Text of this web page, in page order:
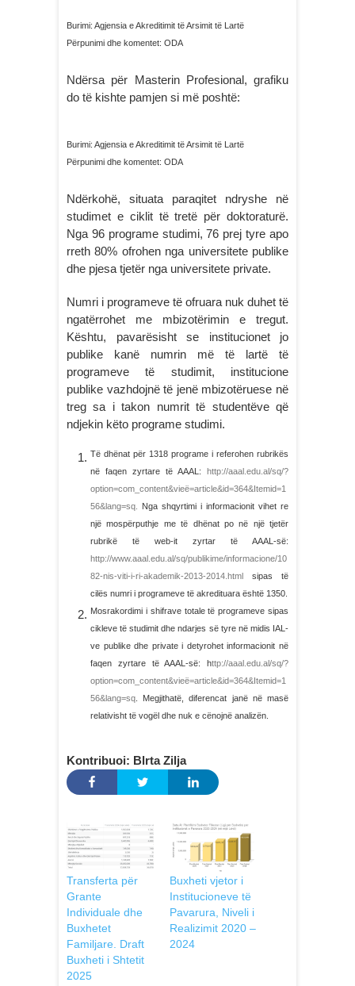
Burimi: Agjensia e Akreditimit të Arsimit të Lartë
Përpunimi dhe komentet: ODA
Ndërsa për Masterin Profesional, grafiku
do të kishte pamjen si më poshtë:
Burimi: Agjensia e Akreditimit të Arsimit të Lartë
Përpunimi dhe komentet: ODA
Ndërkohë, situata paraqitet ndryshe në
studimet e ciklit të tretë për doktoraturë.
Nga 96 programe studimi, 76 prej tyre apo
rreth 80% ofrohen nga universitete publike
dhe pjesa tjetër nga universitete private.
Numri i programeve të ofruara nuk duhet të
ngatërrohet me mbizotërimin e tregut.
Kështu, pavarësisht se institucionet jo
publike kanë numrin më të lartë të
programeve të studimit, institucione
publike vazhdojnë të jenë mbizotëruese në
treg sa i takon numrit të studentëve që
ndjekin këto programe studimi.
Të dhënat për 1318 programe i referohen rubrikës
në faqen zyrtare të AAAL: http://aaal.edu.al/sq/?
option=com_content&vieë=article&id=364&Itemid=1
56&lang=sq. Nga shqyrtimi i informacionit vihet re
një mospërputhje me të dhënat po në një tjetër
rubrikë të web-it zyrtar të AAAL-së:
http://www.aaal.edu.al/sq/publikime/informacione/10
82-nis-viti-i-ri-akademik-2013-2014.html sipas të
cilës numri i programeve të akredituara është 1350.
Mosrakordimi i shifrave totale të programeve sipas
cikleve të studimit dhe ndarjes së tyre në midis IAL-
ve publike dhe private i detyrohet informacionit në
faqen zyrtare të AAAL-së: http://aaal.edu.al/sq/?
option=com_content&vieë=article&id=364&Itemid=1
56&lang=sq . Megjithatë, diferencat janë në masë
relativisht të vogël dhe nuk e cënojnë analizën.
Kontribuoi: Blrta Zilja
Transferta për
Grante
Individuale dhe
Buxhetet
Familjare. Draft
Buxheti i Shtetit
2025
Buxheti vjetor i
Institucioneve të
Pavarura, Niveli i
Realizimit 2020 –
2024